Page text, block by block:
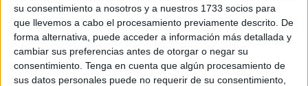
su consentimiento a nosotros y a nuestros 1733 socios para
que llevemos a cabo el procesamiento previamente descrito. De
forma alternativa, puede acceder a información más detallada y
cambiar sus preferencias antes de otorgar o negar su
consentimiento. Tenga en cuenta que algún procesamiento de
sus datos personales puede no requerir de su consentimiento,